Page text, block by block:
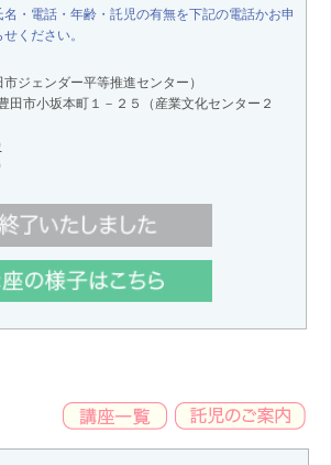
・電話・年齢・託児の有無を下記の電話かお申
ください。
ジェンダー平等推進センター）
市小坂本町１－２５（産業文化センター２